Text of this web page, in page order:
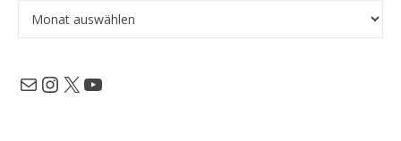
MailInstagram
X YouTube